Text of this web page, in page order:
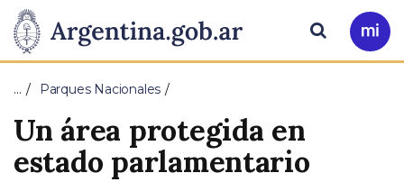
Presidencia
de
la
Nación
Pasar al contenido principal
Ir
a
Buscar
… Parques Nacionales
Un área protegida en
estado parlamentario